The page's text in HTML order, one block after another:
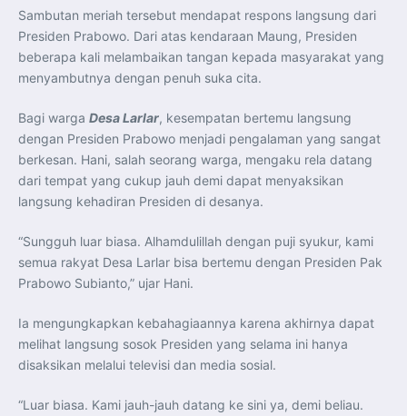
Stabilitas dan Dukung Pertumbuhan Ekonomi
Kepala BGN Sudaryono Tegaskan Komitmen Perkuat
Transparansi dan Akuntabilitas Program Makan Bergizi
Sambutan meriah tersebut mendapat respons langsung dari
Presiden Prabowo. Dari atas kendaraan Maung, Presiden
beberapa kali melambaikan tangan kepada masyarakat yang
menyambutnya dengan penuh suka cita.
Bagi warga Desa Larlar, kesempatan bertemu langsung
dengan Presiden Prabowo menjadi pengalaman yang sangat
berkesan. Hani, salah seorang warga, mengaku rela datang
dari tempat yang cukup jauh demi dapat menyaksikan
langsung kehadiran Presiden di desanya.
“Sungguh luar biasa. Alhamdulillah dengan puji syukur, kami
semua rakyat Desa Larlar bisa bertemu dengan Presiden Pak
Prabowo Subianto,” ujar Hani.
Ia mengungkapkan kebahagiaannya karena akhirnya dapat
melihat langsung sosok Presiden yang selama ini hanya
disaksikan melalui televisi dan media sosial.
“Luar biasa. Kami jauh-jauh datang ke sini ya, demi beliau.